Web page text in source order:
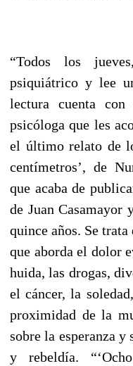
“Todos los
psiquiátrico y lee
lectura cuenta
psicóloga que les
el último relato de
centímetros’, de
que acaba de
de Juan
quince años. Se
que aborda el dolor
huida, las drogas,
el cáncer, la
proximidad de la
sobre la esperanza y
y rebeldía.